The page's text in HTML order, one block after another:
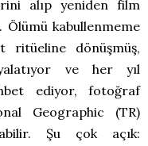
alıp yeniden film
Ölümü kabullenmeme
ritüeline dönüşmüş,
ve her yıl
ediyor, fotoğraf
Geographic (TR)
Şu çok açık: